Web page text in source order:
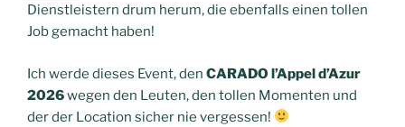
Dienstleistern drum herum, die ebenfalls einen tollen
Job gemacht haben!
Ich werde dieses Event, den CARADO l’Appel d’Azur
2026wegen den Leuten, den tollen Momenten und
der der Location sicher nie vergessen!